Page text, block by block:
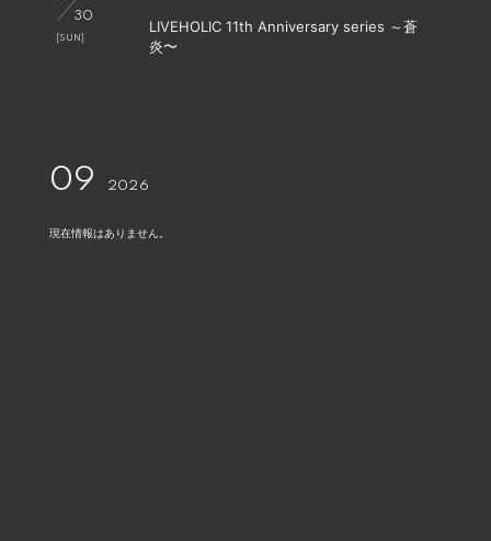
30
[SUN]
LIVEHOLIC 11th Anniversary series ～蒼
炎〜
09 2026
現在情報はありません。